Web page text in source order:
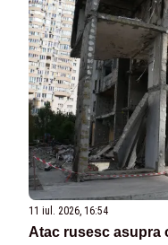
11 iul. 2026, 16:54
Atac rusesc asupra